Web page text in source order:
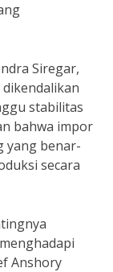
Siregar,
stabilitas
bahwa impor
yang benar-
secara
Anshory